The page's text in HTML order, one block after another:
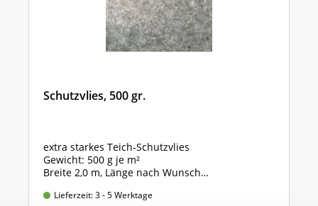
Schutzvlies, 500 gr.
extra starkes Teich-Schutzvlies
Gewicht: 500 g je m²
Breite 2,0 m, Länge nach Wunsch
Lieferzeit: 3 - 5 Werktage